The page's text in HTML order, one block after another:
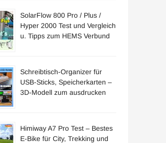
SolarFlow 800 Pro / Plus /
Hyper 2000 Test und Vergleich
u. Tipps zum HEMS Verbund
Schreibtisch-Organizer für
USB-Sticks, Speicherkarten –
3D-Modell zum ausdrucken
Himiway A7 Pro Test – Bestes
E-Bike für City, Trekking und